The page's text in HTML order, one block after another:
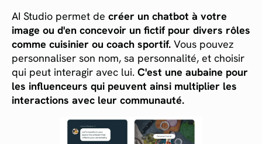
AI Studio permet de créer un chatbot à votre
image ou d'en concevoir un fictif pour divers rôles
comme cuisinier ou coach sportif. Vous pouvez
personnaliser son nom, sa personnalité, et choisir
qui peut interagir avec lui. C'est une aubaine pour
les influenceurs qui peuvent ainsi multiplier les
interactions avec leur communauté.